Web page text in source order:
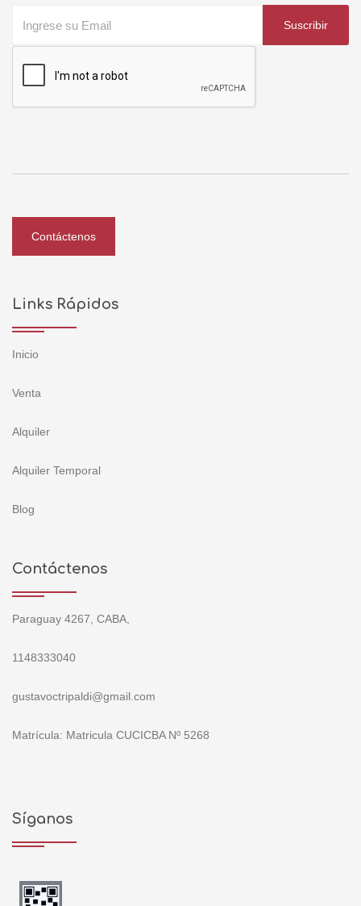
Suscribir
Contáctenos
Links Rápidos
Inicio
Venta
Alquiler
Alquiler Temporal
Blog
Contáctenos
Paraguay 4267, CABA,
1148333040
gustavoctripaldi@gmail.com
Matrícula: Matricula CUCICBA Nº 5268
Síganos